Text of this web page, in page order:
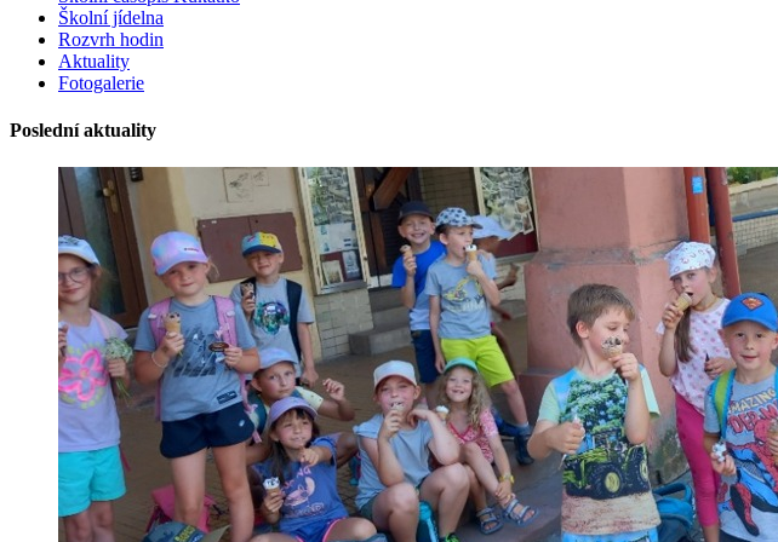
Školní jídelna
Rozvrh hodin
Aktuality
Fotogalerie
Poslední aktuality